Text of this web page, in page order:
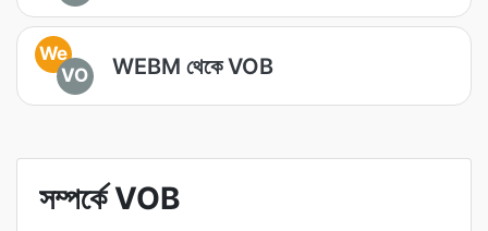
We
VO
WEBM থেকে VOB
সম্পর্কে VOB